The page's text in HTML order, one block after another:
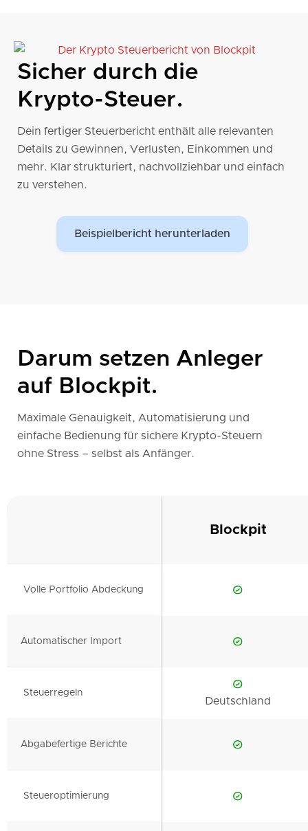
Sicher durch die
Krypto-Steuer.
Dein fertiger Steuerbericht enthält alle relevanten
Details zu Gewinnen, Verlusten, Einkommen und
mehr. Klar strukturiert, nachvollziehbar und einfach
zu verstehen.
Beispielbericht herunterladen
Darum setzen Anleger
auf Blockpit.
Maximale Genauigkeit, Automatisierung und
einfache Bedienung für sichere Krypto-Steuern
ohne Stress – selbst als Anfänger.
Blockpit
Volle Portfolio Abdeckung
Automatischer Import
Steuerregeln
Deutschland
Abgabefertige Berichte
Steueroptimierung